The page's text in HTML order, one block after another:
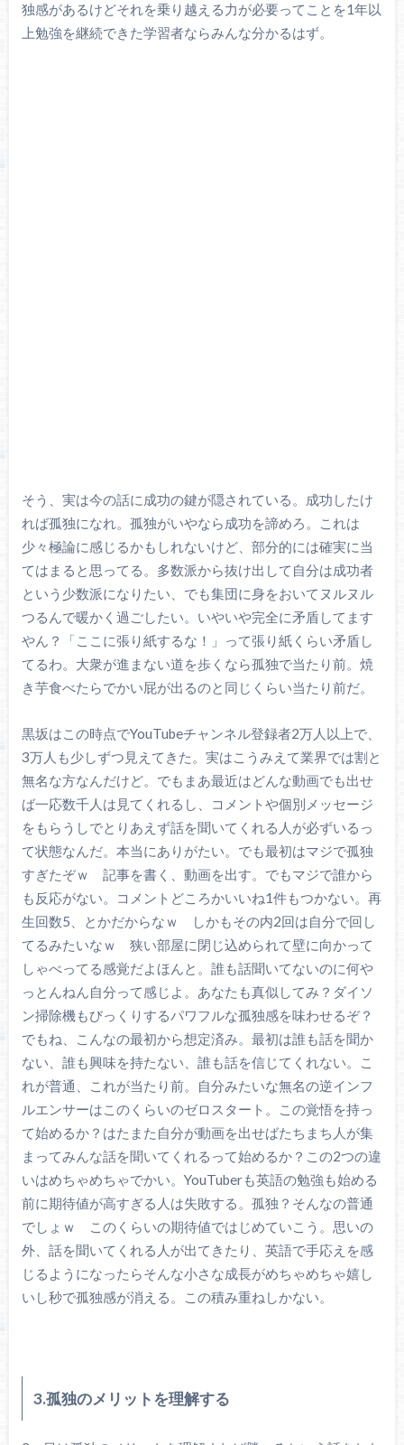
独感があるけどそれを乗り越える力が必要ってことを1年以
上勉強を継続できた学習者ならみんな分かるはず。
そう、実は今の話に成功の鍵が隠されている。成功したけ
れば孤独になれ。孤独がいやなら成功を諦めろ。これは
少々極論に感じるかもしれないけど、部分的には確実に当
てはまると思ってる。多数派から抜け出して自分は成功者
という少数派になりたい、でも集団に身をおいてヌルヌル
つるんで暖かく過ごしたい。いやいや完全に矛盾してます
やん？「ここに張り紙するな！」って張り紙くらい矛盾し
てるわ。大衆が進まない道を歩くなら孤独で当たり前。焼
き芋食べたらでかい屁が出るのと同じくらい当たり前だ。
黒坂はこの時点でYouTubeチャンネル登録者2万人以上で、
3万人も少しずつ見えてきた。実はこうみえて業界では割と
無名な方なんだけど。でもまあ最近はどんな動画でも出せ
ば一応数千人は見てくれるし、コメントや個別メッセージ
をもらうしでとりあえず話を聞いてくれる人が必ずいるっ
て状態なんだ。本当にありがたい。でも最初はマジで孤独
すぎたぞｗ 記事を書く、動画を出す。でもマジで誰から
も反応がない。コメントどころかいいね1件もつかない。再
生回数5、とかだからなｗ しかもその内2回は自分で回し
てるみたいなｗ 狭い部屋に閉じ込められて壁に向かって
しゃべってる感覚だよほんと。誰も話聞いてないのに何や
っとんねん自分って感じよ。あなたも真似してみ？ダイソ
ン掃除機もびっくりするパワフルな孤独感を味わせるぞ？
でもね、こんなの最初から想定済み。最初は誰も話を聞か
ない、誰も興味を持たない、誰も話を信じてくれない。こ
れが普通、これが当たり前。自分みたいな無名の逆インフ
ルエンサーはこのくらいのゼロスタート。この覚悟を持っ
て始めるか？はたまた自分が動画を出せばたちまち人が集
まってみんな話を聞いてくれるって始めるか？この2つの違
いはめちゃめちゃでかい。YouTuberも英語の勉強も始める
前に期待値が高すぎる人は失敗する。孤独？そんなの普通
でしょｗ このくらいの期待値ではじめていこう。思いの
外、話を聞いてくれる人が出てきたり、英語で手応えを感
じるようになったらそんな小さな成長がめちゃめちゃ嬉し
いし秒で孤独感が消える。この積み重ねしかない。
3.孤独のメリットを理解する